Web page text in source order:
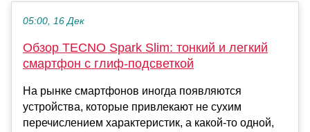
05:00, 16 Дек
Обзор TECNO Spark Slim: тонкий и легкий
смартфон с глиф-подсветкой
На рынке смартфонов иногда появляются
устройства, которые привлекают не сухим
перечислением характеристик, а какой-то одной,